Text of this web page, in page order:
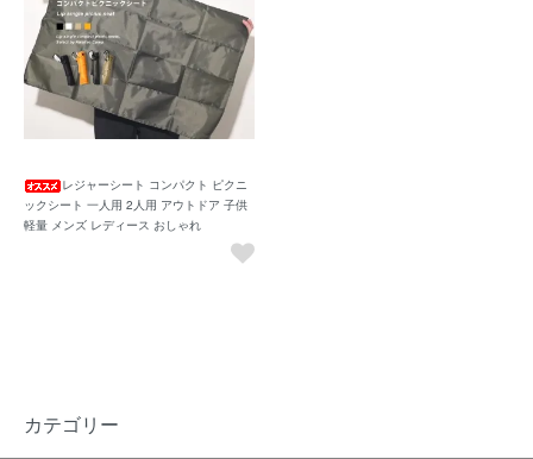
レジャーシート コンパクト ピクニ
ックシート 一人用 2人用 アウトドア 子供
軽量 メンズ レディース おしゃれ
カテゴリー